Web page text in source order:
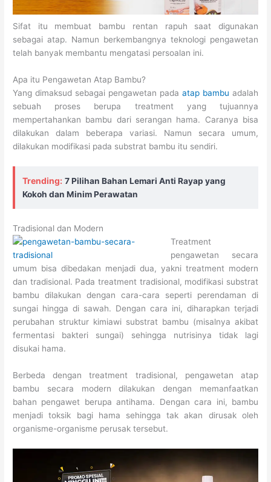
Sifat itu membuat bambu rentan rapuh saat digunakan
sebagai atap. Namun berkembangnya teknologi pengawetan
telah banyak membantu mengatasi persoalan ini.
Apa itu Pengawetan Atap Bambu?
Yang dimaksud sebagai pengawetan pada atap bambu adalah
sebuah proses berupa treatment yang tujuannya
mempertahankan bambu dari serangan hama. Caranya bisa
dilakukan dalam beberapa variasi. Namun secara umum,
dilakukan modifikasi pada substrat bambu itu sendiri.
Trending: 7 Pilihan Bahan Lemari Anti Rayap yang
Kokoh dan Minim Perawatan
Tradisional dan Modern
Treatment
pengawetan secara
umum bisa dibedakan menjadi dua, yakni treatment modern
dan tradisional. Pada treatment tradisional, modifikasi substrat
bambu dilakukan dengan cara-cara seperti perendaman di
sungai hingga di sawah. Dengan cara ini, diharapkan terjadi
perubahan struktur kimiawi substrat bambu (misalnya akibat
fermentasi bakteri sungai) sehingga nutrisinya tidak lagi
disukai hama.
Berbeda dengan treatment tradisional, pengawetan atap
bambu secara modern dilakukan dengan memanfaatkan
bahan pengawet berupa antihama. Dengan cara ini, bambu
menjadi toksik bagi hama sehingga tak akan dirusak oleh
organisme-organisme perusak tersebut.